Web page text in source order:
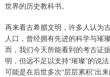
世界的历史教科书。
再来看古希腊文明，许多人认为
人口，曾经拥有先进的科学与璀
而，我们今天所能看到的考古证
明，但远不足以支持“璀璨”的说
可能是在后世多次“层层累积”出